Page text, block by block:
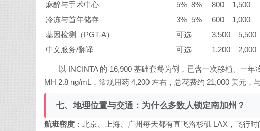
麻醉与手术中心
5%–8% 800 – 1,500
冷冻与首年储存
3%–5% 600 – 1,000
基因检测（PGT-A）
可选 3,500 – 5,500
中文服务/翻译
可选 1,200 – 2,000
以 INCINTA 的 16,900 基础套餐为例，已含一次移植、一
MH 2.8 ng/mL，常规用药 4,200 左右，总花费约 21,000 美元，
七、地理位置与交通：为什么多数人锁定南加州？
航班密度 ：北京、上海、广州每天都有直飞洛杉矶 LAX，飞行